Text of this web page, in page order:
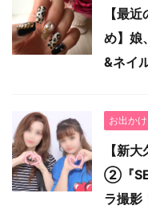
【最
め】娘
&ネイ
お出かけ
【新
②『
ラ撮影